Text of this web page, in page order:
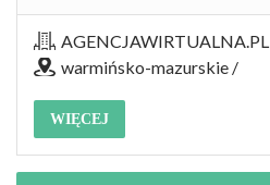
AGENCJAWIRTUALNA.PL
warmińsko-mazurskie /
WIĘCEJ